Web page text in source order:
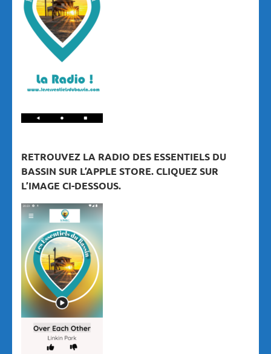
RETROUVEZ LA RADIO DES ESSENTIELS DU
BASSIN SUR L’APPLE STORE. CLIQUEZ SUR
L’IMAGE CI-DESSOUS.